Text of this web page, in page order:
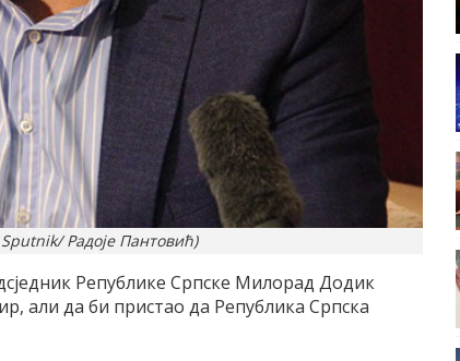
Радоје Пантовић)
Републике Српске Милорад Додик
али да би пристао да Република Српска